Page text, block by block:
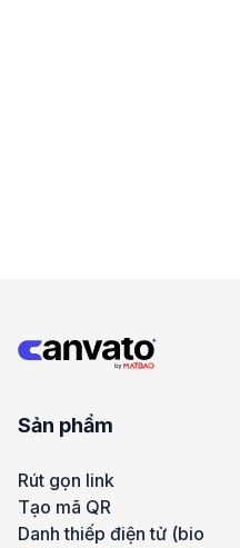
Sản phẩm
Rút gọn link
Tạo mã QR
Danh thiếp điện tử (bio